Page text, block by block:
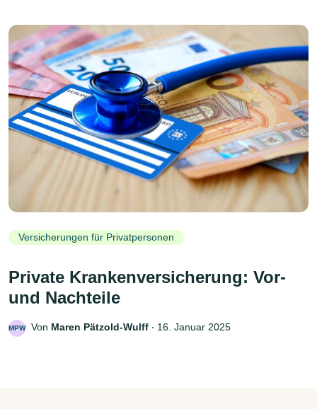
Versicherungen für Privatpersonen
Private Krankenversicherung: Vor-
und Nachteile
MPW Von Maren Pätzold-Wulff ‧ 16. Januar 2025